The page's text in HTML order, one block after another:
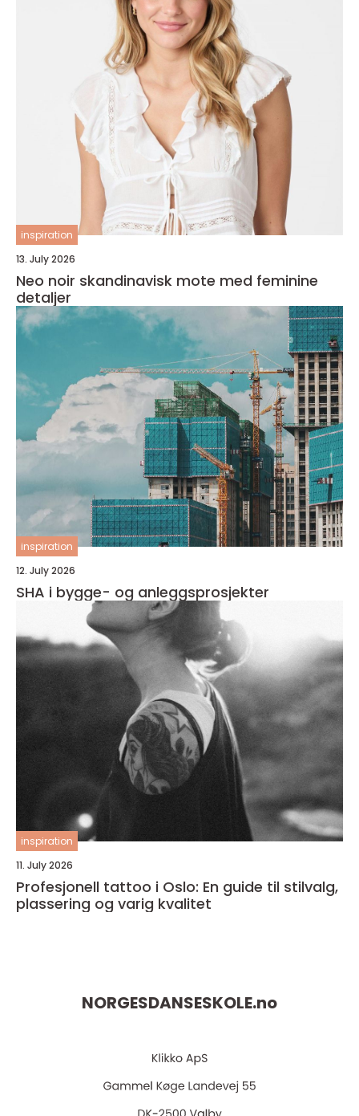
inspiration
13. July 2026
Neo noir skandinavisk mote med feminine
detaljer
inspiration
12. July 2026
SHA i bygge- og anleggsprosjekter
inspiration
11. July 2026
Profesjonell tattoo i Oslo: En guide til stilvalg,
plassering og varig kvalitet
NORGESDANSESKOLE.no